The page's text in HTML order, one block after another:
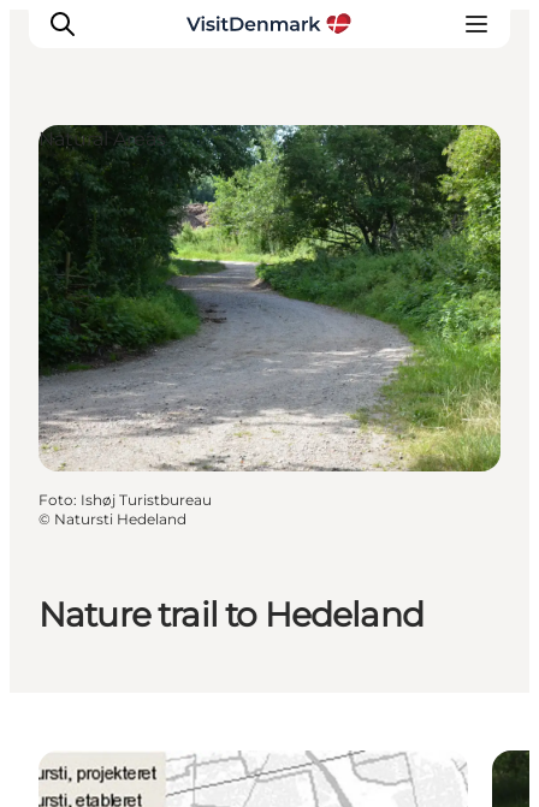
Inspiratie
Bestemmingen
Wat te doen
Accommodaties
Plan je reis
Nature trail to Hedeland
Natural Areas
Foto: Ishøj Turistbureau
© Natursti Hedeland